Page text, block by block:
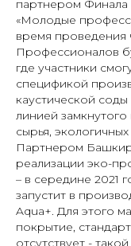
партнером Финала
«Молодые
время
Профессионалов
где участники
спецификой
каустической
линией
сырья,
Партнером
реализации эко-
– в середине 2021
запустит в
Aqua+. Для этого
покрытие,
отсутствует -